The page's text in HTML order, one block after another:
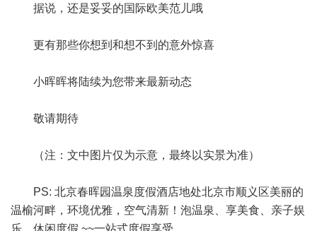
据说，还是妥妥的国际欧美范儿哦
更有那些你想到和想不到的意外惊喜
小晖晖将陆续为您带来最新动态
敬请期待
（注：文中图片仅为示意，最终以实景为准）
PS: 北京春晖园温泉度假酒店地处北京市顺义区美丽的
温榆河畔，环境优雅，空气清新！泡温泉、享美食、亲子娱
乐、休闲度假 ~~一站式度假享受